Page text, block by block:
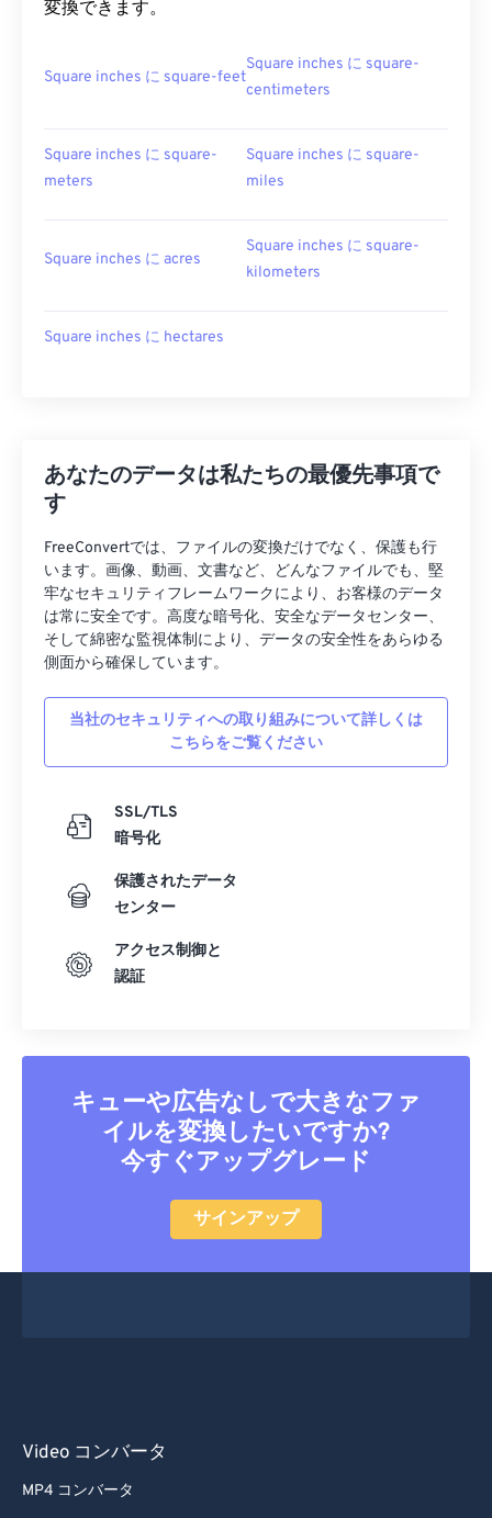
変換できます。
Square inches に square-feet
Square inches に square-
centimeters
Square inches に square-
meters
Square inches に square-
miles
Square inches に acres
Square inches に square-
kilometers
Square inches に hectares
あなたのデータは私たちの最優先事項で
す
FreeConvertでは、ファイルの変換だけでなく、保護も行
います。画像、動画、文書など、どんなファイルでも、堅
牢なセキュリティフレームワークにより、お客様のデータ
は常に安全です。高度な暗号化、安全なデータセンター、
そして綿密な監視体制により、データの安全性をあらゆる
側面から確保しています。
当社のセキュリティへの取り組みについて詳しくは
こちらをご覧ください
SSL/TLS
暗号化
保護されたデータ
センター
アクセス制御と
認証
キューや広告なしで大きなファ
イルを変換したいですか?
今すぐアップグレード
サインアップ
Video コンバータ
MP4 コンバータ